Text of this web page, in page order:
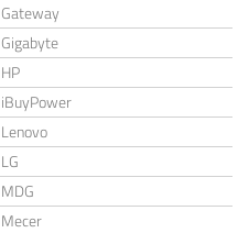
Gateway
Gigabyte
HP
iBuyPower
Lenovo
LG
MDG
Mecer